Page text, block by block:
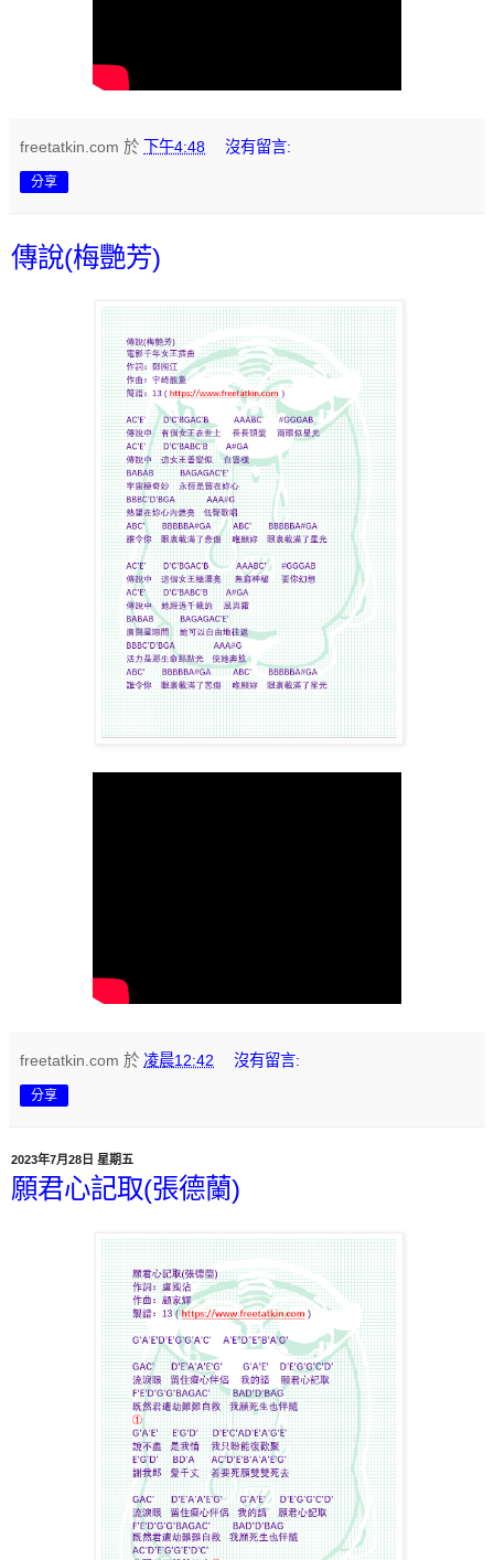
freetatkin.com 於 下午4:48 沒有留言:
分享
傳說(梅艷芳)
freetatkin.com 於 凌晨12:42 沒有留言:
分享
2023年7月28日 星期五
願君心記取(張德蘭)